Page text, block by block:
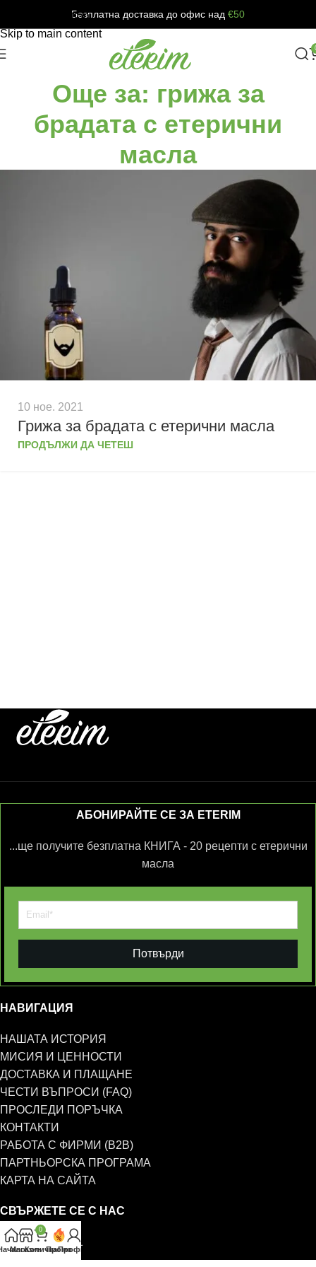
Skip to navigation
Skip to main content
Безплатна доставка до офис над €50
Още за: грижа за
брадата с етерични
масла
10 ное. 2021
Грижа за брадата с етерични масла
ПРОДЪЛЖИ ДА ЧЕТЕШ
АБОНИРАЙТЕ СЕ ЗА ETERIM
...ще получите безплатна КНИГА - 20 рецепти с етерични
масла
Потвърди
НАВИГАЦИЯ
НАШАТА ИСТОРИЯ
МИСИЯ И ЦЕННОСТИ
ДОСТАВКА И ПЛАЩАНЕ
ЧЕСТИ ВЪПРОСИ (FAQ)
ПРОСЛЕДИ ПОРЪЧКА
КОНТАКТИ
РАБОТА С ФИРМИ (B2B)
ПАРТНЬОРСКА ПРОГРАМА
КАРТА НА САЙТА
СВЪРЖЕТЕ СЕ С НАС
0885 323 661
Магазин
0
КоличкаПромоПрофил